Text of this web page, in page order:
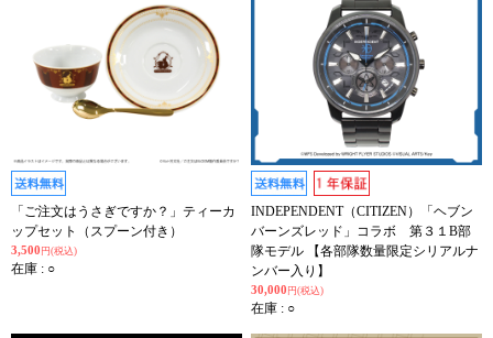
「ご注文はうさぎですか？」ティーカ
ップセット（スプーン付き）
3,500 円(税込)
在庫 : ○
INDEPENDENT（CITIZEN）「ヘブン
バーンズレッド」コラボ 第３１B部
隊モデル 【各部隊数量限定シリアルナ
ンバー入り】
30,000 円(税込)
在庫 : ○